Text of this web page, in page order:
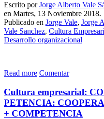
Escrito porJorge Alberto Vale
en Martes, 13 Noviembre 2018.
Publicado en Jorge Vale, Jorge
Vale Sanchez, Cultura
Desarrollo organizacional
Read more Comentar
Cultura empresarial:
PETENCIA:
+ COMPETENCIA